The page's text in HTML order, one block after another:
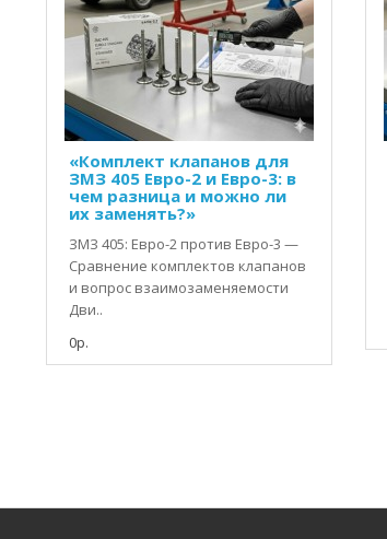
«Комплект клапанов для
ЗМЗ 405 Евро-2 и Евро-3: в
чем разница и можно ли
их заменять?»
ЗМЗ 405: Евро-2 против Евро-3 —
Сравнение комплектов клапанов
и вопрос взаимозаменяемости
Дви..
0р.